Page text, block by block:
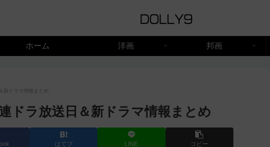
ホーム 洋画 邦画
新ドラマ情報まとめ
ドラ放送日＆新ドラマ情報まとめ
はてブ LINE コピー